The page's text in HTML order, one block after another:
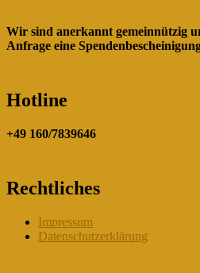
Wir sind anerkannt gemeinnützig
Anfrage eine
Hotline
+49 160/7839646
Rechtliches
Impressum
Datenschutzerklärung